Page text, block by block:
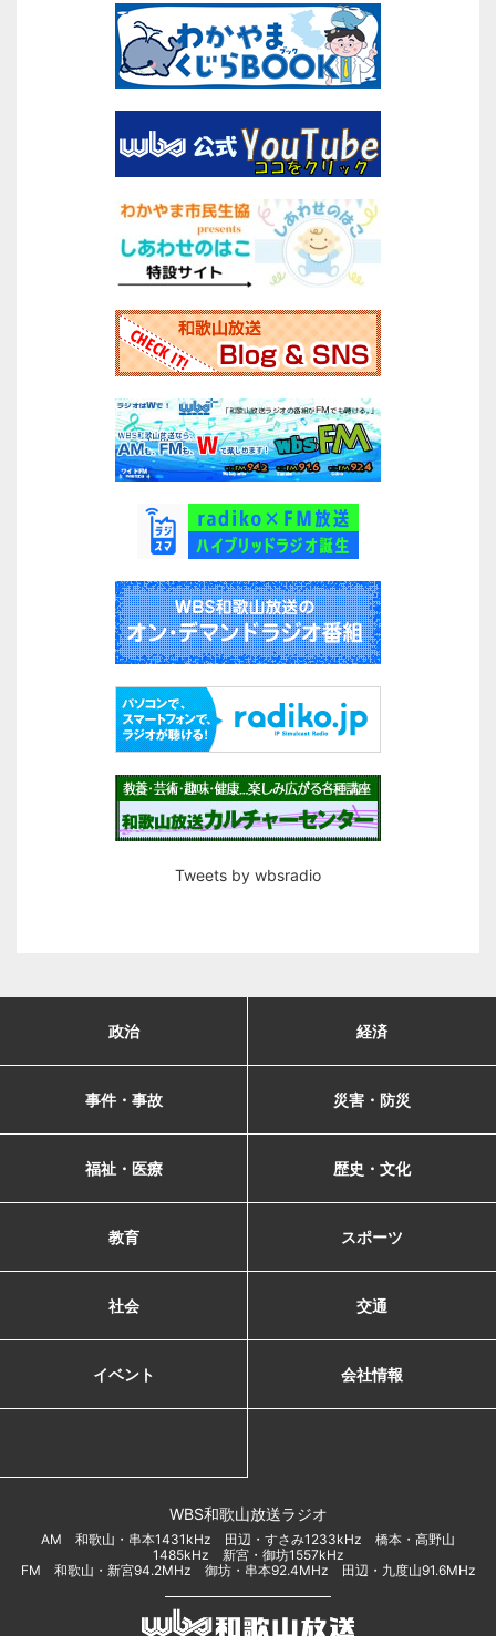
Tweets by wbsradio
政治 経済
事件・事故 災害・防災
福祉・医療 歴史・文化
教育 スポーツ
社会 交通
イベント 会社情報
WBS和歌山放送ラジオ
AM 和歌山・串本1431kHz 田辺・すさみ1233kHz 橋本・高野山
1485kHz 新宮・御坊1557kHz
FM 和歌山・新宮94.2MHz 御坊・串本92.4MHz 田辺・九度山91.6MHz